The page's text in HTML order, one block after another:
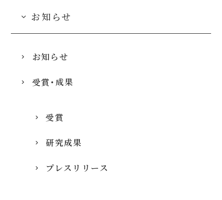
お知らせ
お知らせ
受賞・成果
受賞
研究成果
プレスリリース